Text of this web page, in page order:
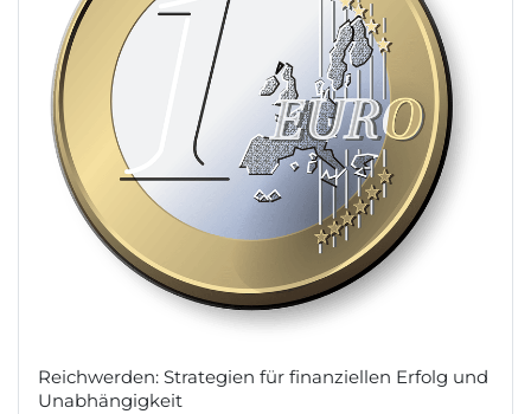
Reichwerden: Strategien für finanziellen Erfolg und
Unabhängigkeit